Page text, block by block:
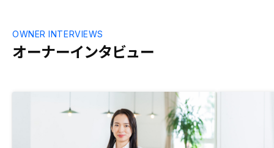
オーナーインタビュー
OWNER INTERVIEWS